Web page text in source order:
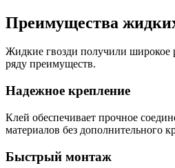
Преимущества
Жидкие гвозди получили широкое
ряду преимуществ.
Надежное крепление
Клей обеспечивает прочное
материалов без дополнительного
Быстрый монтаж